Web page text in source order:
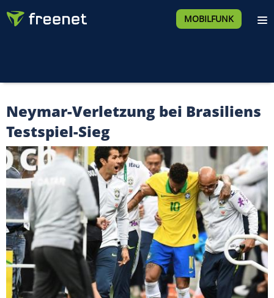
MOBILFUNK
Neymar-Verletzung bei Brasiliens
Testspiel-Sieg